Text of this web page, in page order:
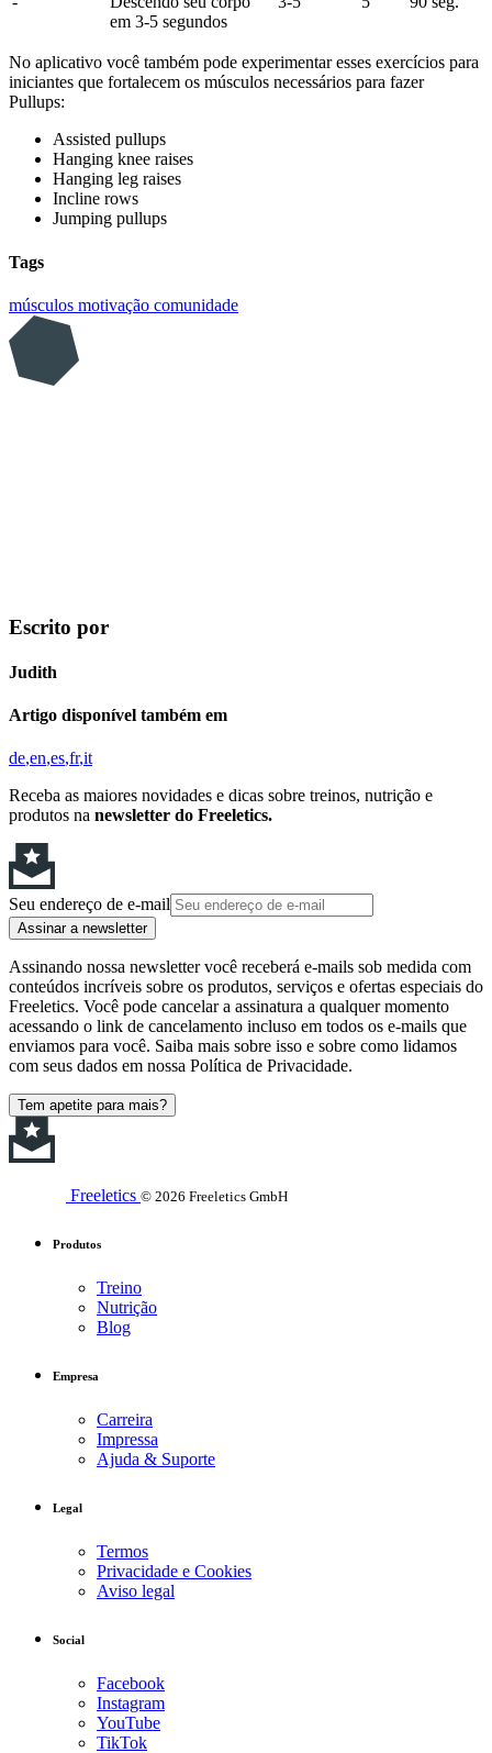
em 3-5 segundos
No aplicativo você também pode experimentar esses exercícios para
iniciantes que fortalecem os músculos necessários para fazer
Pullups:
Assisted pullups
Hanging knee raises
Hanging leg raises
Incline rows
Jumping pullups
Tags
músculos motivação comunidade
Escrito por
Judith
Artigo disponível também em
de en es fr it
Receba as maiores novidades e dicas sobre treinos, nutrição e
produtos na newsletter do Freeletics.
Seu endereço de e-mail
Assinar a newsletter
Assinando nossa newsletter você receberá e-mails sob medida com
conteúdos incríveis sobre os produtos, serviços e ofertas especiais do
Freeletics. Você pode cancelar a assinatura a qualquer momento
acessando o link de cancelamento incluso em todos os e-mails que
enviamos para você. Saiba mais sobre isso e sobre como lidamos
com seus dados em nossa Política de Privacidade.
Tem apetite para mais?
Freeletics © 2026 Freeletics GmbH
Produtos
Treino
Nutrição
Blog
Empresa
Carreira
Impressa
Ajuda & Suporte
Legal
Termos
Privacidade e Cookies
Aviso legal
Social
Facebook
Instagram
YouTube
TikTok